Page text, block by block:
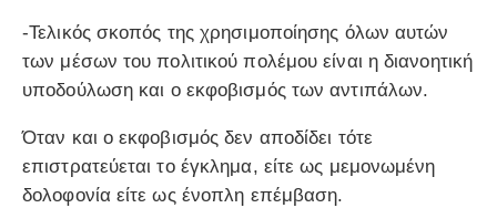
-Τελικός σκοπός της χρησιμοποίησης όλων αυτών
των μέσων του πολιτικού πολέμου είναι η διανοητική
υποδούλωση και ο εκφοβισμός των αντιπάλων.
Όταν και ο εκφοβισμός δεν αποδίδει τότε
επιστρατεύεται το έγκλημα, είτε ως μεμονωμένη
δολοφονία είτε ως ένοπλη επέμβαση.